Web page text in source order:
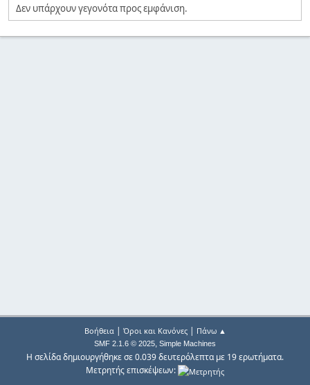
Δεν υπάρχουν γεγονότα προς εμφάνιση.
Βοήθεια| Όροι και Κανόνες| Πάνω ▲
SMF 2.1.6 © 2025, Simple Machines
Η σελίδα δημιουργήθηκε σε 0.039 δευτερόλεπτα με 19 ερωτήματα.
Μετρητής επισκέψεων: